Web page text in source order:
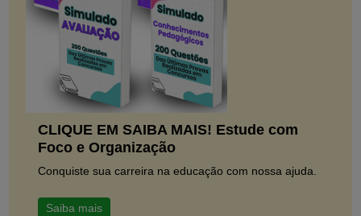
CLIQUE EM SAIBA MAIS! Estude com
Foco e Organização
Conquiste sua carreira na educação com nossa ajuda.
Saiba mais